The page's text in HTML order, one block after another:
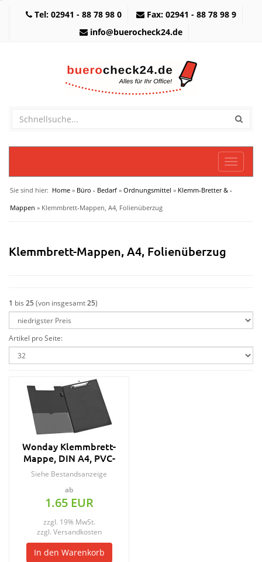
Tel: 02941 - 88 78 98 0
Fax: 02941 - 88 78 98 9
info@buerocheck24.de
Toggle
Sie sind hier: Home » Büro - Bedarf » Ordnungsmittel » Klemm-Bretter & -
Mappen » Klemmbrett-Mappen, A4, Folienüberzug
Klemmbrett-Mappen, A4, Folienüberzug
1 bis 25(von insgesamt25)
Artikel pro Seite:
Wonday Klemmbrett-
Mappe, DIN A4, PVC-
Folie, schwarz
Siehe Bestandsanzeige
ab
1.65 EUR
zzgl. 19% MwSt.
zzgl. Versandkosten
In den Warenkorb